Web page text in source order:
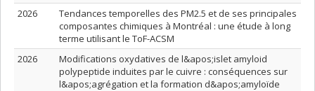
2026
Tendances temporelles des PM2.5 et de ses principales
composantes chimiques à Montréal : une étude à long
terme utilisant le ToF-ACSM
2026
Modifications oxydatives de l&apos;islet amyloid
polypeptide induites par le cuivre : conséquences sur
l&apos;agrégation et la formation d&apos;amyloïde